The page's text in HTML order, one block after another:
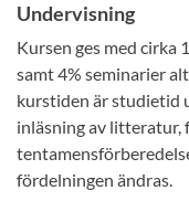
Undervisning
Kursen ges med cirka
samt 4% seminarier
kurstiden är studietid
inläsning av litteratur,
fördelningen ändras.